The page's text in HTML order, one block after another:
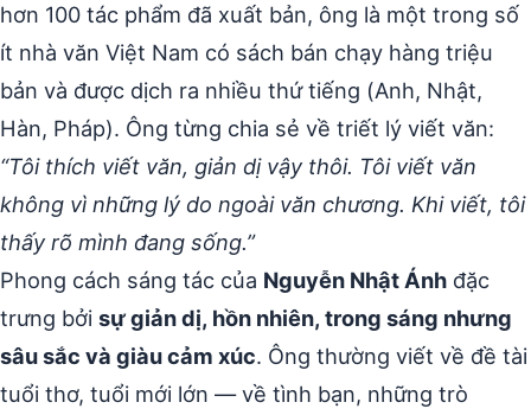
hơn 100 tác phẩm đã xuất bản, ông là một trong số
ít nhà văn Việt Nam có sách bán chạy hàng triệu
bản và được dịch ra nhiều thứ tiếng (Anh, Nhật,
Hàn, Pháp). Ông từng chia sẻ về triết lý viết văn:
“Tôi thích viết văn, giản dị vậy thôi. Tôi viết văn
không vì những lý do ngoài văn chương. Khi viết, tôi
thấy rõ mình đang sống.”
Phong cách sáng tác của Nguyễn Nhật Ánh đặc
trưng bởi sự giản dị, hồn nhiên, trong sáng nhưng
sâu sắc và giàu cảm xúc. Ông thường viết về đề tài
tuổi thơ, tuổi mới lớn — về tình bạn, những trò